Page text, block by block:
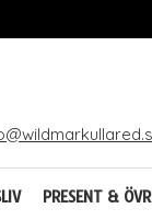
PRESENT &